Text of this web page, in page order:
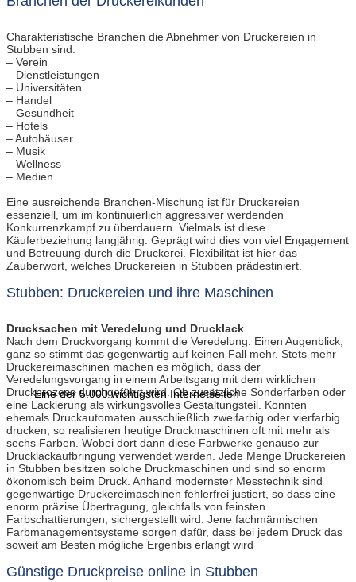
Eine der 5.000 wichtigsten Internetseiten
Charakteristische Branchen die Abnehmer von Druckereien in
Stubben sind:
– Verein
– Dienstleistungen
– Universitäten
– Handel
– Gesundheit
– Hotels
– Autohäuser
– Musik
– Wellness
– Medien
Eine ausreichende Branchen-Mischung ist für Druckereien
essenziell, um im kontinuierlich aggressiver werdenden
Konkurrenzkampf zu überdauern. Vielmals ist diese
Käuferbeziehung langjährig. Geprägt wird dies von viel Engagement
und Betreuung durch die Druckerei. Flexibilität ist hier das
Zauberwort, welches Druckereien in Stubben prädestiniert.
Stubben: Druckereien und ihre Maschinen
Drucksachen mit Veredelung und Drucklack
Nach dem Druckvorgang kommt die Veredelung. Einen Augenblick,
ganz so stimmt das gegenwärtig auf keinen Fall mehr. Stets mehr
Druckereimaschinen machen es möglich, dass der
Veredelungsvorgang in einem Arbeitsgang mit dem wirklichen
Druckprozess durchgeführt wird. Ob zusätzliche Sonderfarben oder
eine Lackierung als wirkungsvolles Gestaltungsteil. Konnten
ehemals Druckautomaten ausschließlich zweifarbig oder vierfarbig
drucken, so realisieren heutige Druckmaschinen oft mit mehr als
sechs Farben. Wobei dort dann diese Farbwerke genauso zur
Drucklackaufbringung verwendet werden. Jede Menge Druckereien
in Stubben besitzen solche Druckmaschinen und sind so enorm
ökonomisch beim Druck. Anhand modernster Messtechnik sind
gegenwärtige Druckereimaschinen fehlerfrei justiert, so dass eine
enorm präzise Übertragung, gleichfalls von feinsten
Farbschattierungen, sichergestellt wird. Jene fachmännischen
Farbmanagementsysteme sorgen dafür, dass bei jedem Druck das
soweit am Besten mögliche Ergenbis erlangt wird
Günstige Druckpreise online in Stubben